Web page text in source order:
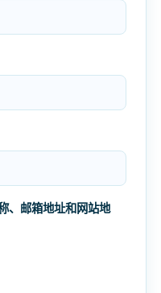
、邮箱地址和网站地